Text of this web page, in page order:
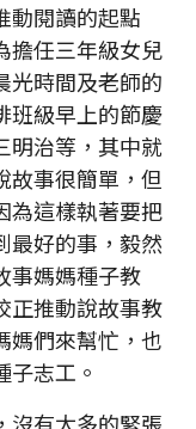
閱讀的起點
擔任三年級女兒
光時間及老師的
班級早上的節慶
明治等，其中就
故事很簡單，但
為這樣執著要把
最好的事，毅然
事媽媽種子教
正推動說故事教
媽們來幫忙，也
志工。